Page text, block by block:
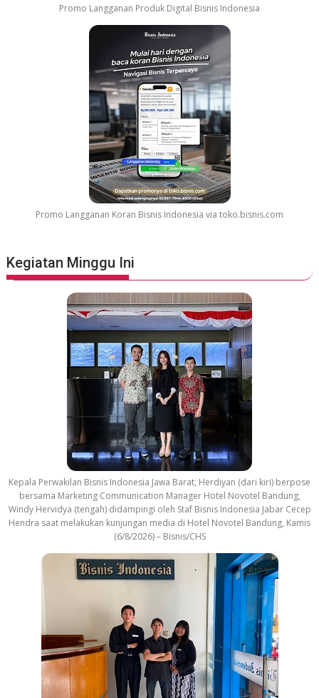
Promo Langganan Produk Digital Bisnis Indonesia
Promo Langganan Koran Bisnis Indonesia via toko.bisnis.com
Kegiatan Minggu Ini
Kepala Perwakilan Bisnis Indonesia Jawa Barat, Herdiyan (dari kiri) berpose
bersama Marketing Communication Manager Hotel Novotel Bandung,
Windy Hervidya (tengah) didampingi oleh Staf Bisnis Indonesia Jabar Cecep
Hendra saat melakukan kunjungan media di Hotel Novotel Bandung, Kamis
(6/8/2026) – Bisnis/CHS